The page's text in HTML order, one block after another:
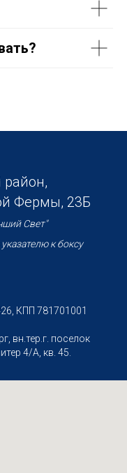
район,
Фермы, 23Б
Свет"
к боксу
КПП 781701001
вн.тер.г. поселок
4/А, кв. 45.